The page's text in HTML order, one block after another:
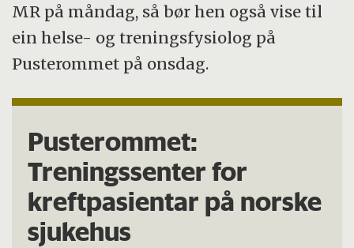
MR på måndag, så bør hen også vise til
ein helse- og treningsfysiolog på
Pusterommet på onsdag.
Pusterommet:
Treningssenter for
kreftpasientar på norske
sjukehus